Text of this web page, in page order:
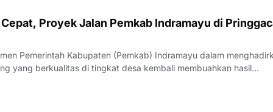
Proyek Jalan Pemkab Indramayu di
Pemerintah Kabupaten (Pemkab) Indramayu dalam
yang berkualitas di tingkat desa kembali membuahkan hasil
yang apik antara pemangku kebijakan dan penyedia jasa, proyek